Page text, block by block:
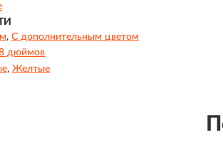
С дополнительным цветом
дюймов
Желтые